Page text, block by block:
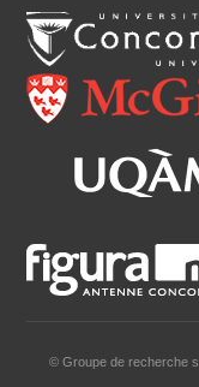
© Groupe de recherche